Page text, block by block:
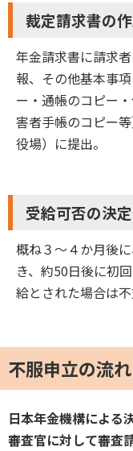
裁定請求書の
年金請求書に請求
報、その他基本事
ー・通帳のコピー
害者手帳のコピー
役場）に提出。
受給可否の決定
概ね３～４か月後
き、約50日後に初
給とされた場合は
不服申立の流れ
日本年金機構による
審査官に対して審査